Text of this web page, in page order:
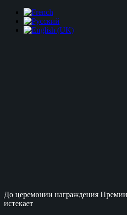
До церемонии награждения
истекает